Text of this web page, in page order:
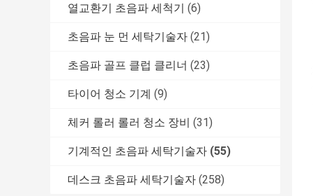
열교환기 초음파 세척기 (6)
초음파 눈 먼 세탁기술자 (21)
초음파 골프 클럽 클리너 (23)
타이어 청소 기계 (9)
체커 롤러 롤러 청소 장비 (31)
기계적인 초음파 세탁기술자 (55)
데스크 초음파 세탁기술자 (258)